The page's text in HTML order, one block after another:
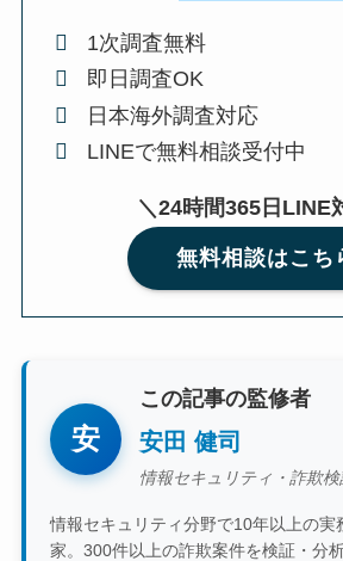
1次調査無料
即日調査OK
日本海外調査対応
LINEで無料相談受付中
＼24時間365日LINE
無料相談はこち
安
この記事の監修者
安田 健司
情報セキュリティ・詐欺
情報セキュリティ分野で10年以上の実
家。300件以上の詐欺案件を検証・分